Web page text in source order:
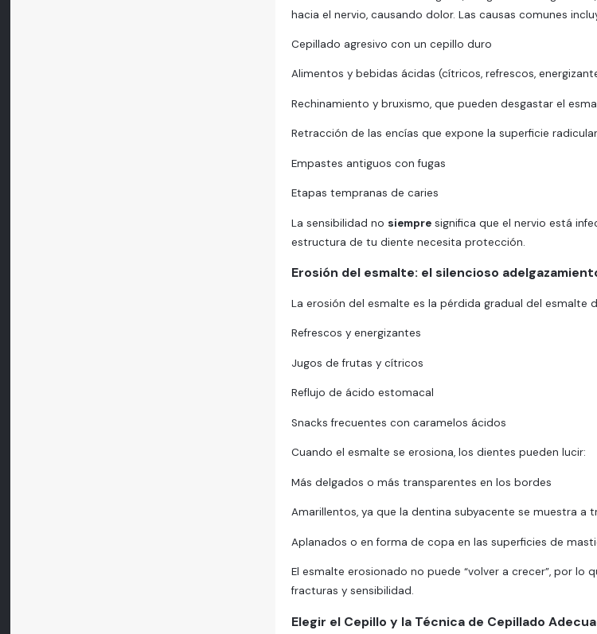
hacia el nervio, causando dolor. Las causas comunes
Cepillado agresivo con un cepillo duro
Alimentos y bebidas ácidas (cítricos, refrescos,
Rechinamiento y bruxismo, que pueden desgastar el
Retracción de las encías que expone la superficie radicular
Empastes antiguos con fugas
Etapas tempranas de caries
La sensibilidad no siempre significa que el nervio está
estructura de tu diente necesita protección.
Erosión del esmalte: el silencioso
La erosión del esmalte es la pérdida gradual del esmalte
Refrescos y energizantes
Jugos de frutas y cítricos
Reflujo de ácido estomacal
Snacks frecuentes con caramelos ácidos
Cuando el esmalte se erosiona, los dientes pueden lucir:
Más delgados o más transparentes en los bordes
Amarillentos, ya que la dentina subyacente se muestra a
Aplanados o en forma de copa en las superficies de
El esmalte erosionado no puede “volver a crecer”, por
fracturas y sensibilidad.
Elegir el Cepillo y la Técnica de Cepillado